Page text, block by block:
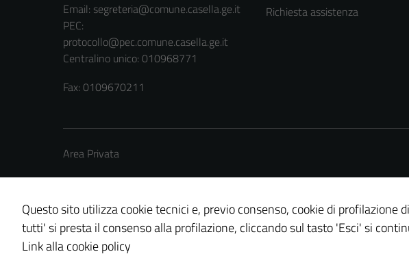
Email: segreteria@comune.casella.ge.it
PEC:
protocollo@pec.comune.casella.ge.it
Centralino unico: 010968771
Fax: 0109670211
Richiesta assistenza
Area Privata
Credits: © Technical Design s.r.l.
Questo sito utilizza cookie tecnici e, previo consenso, cookie di profilazione
tutti' si presta il consenso alla profilazione, cliccando sul tasto 'Esci' si
Link alla cookie policy